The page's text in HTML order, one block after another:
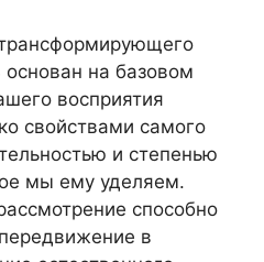
на базовом
восприятия
свойствами самого
и степенью
мы ему уделяем.
способно
в